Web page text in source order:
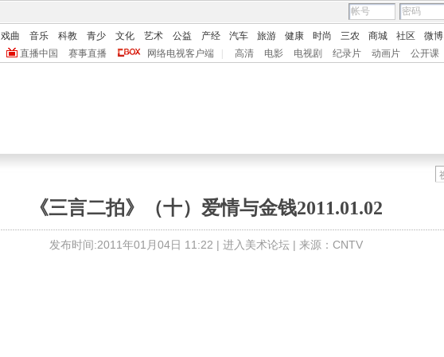
戏曲 音乐 科教 青少 文化 艺术 公益 产经 汽车 旅游 健康 时尚 三农 商城 社区 微博
直播中国 赛事直播 网络电视客户端 高清 电影 电视剧 纪录片 动画片 公开课
《三言二拍》（十）爱情与金钱2011.01.02
发布时间:2011年01月04日 11:22 | 进入美术论坛 | 来源：CNTV